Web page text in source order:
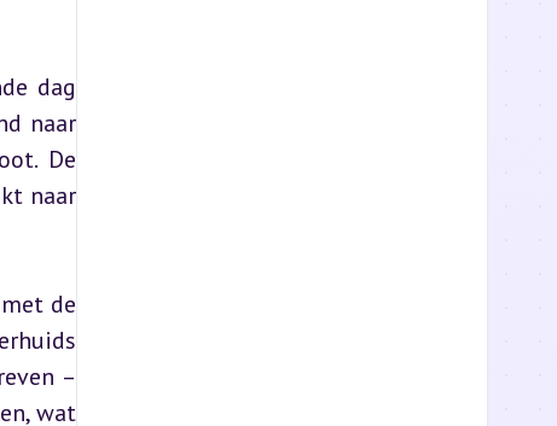
dag
naar
De
naar
de
–
wat